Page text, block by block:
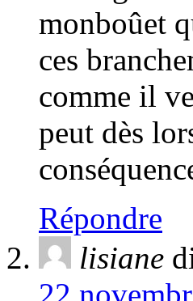
monboûet
ces
comme il
peut dès
Répondre
lisiane